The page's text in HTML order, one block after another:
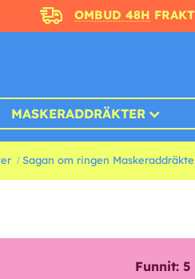
OMBUD 48H FRAKT
MASKERADDRÄKTER
Sagan om ringen
Funnit: 5